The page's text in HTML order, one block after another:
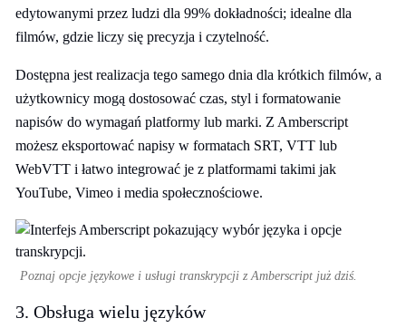
edytowanymi przez ludzi dla 99% dokładności; idealne dla
filmów, gdzie liczy się precyzja i czytelność.
Dostępna jest realizacja tego samego dnia dla krótkich filmów, a
użytkownicy mogą dostosować czas, styl i formatowanie
napisów do wymagań platformy lub marki. Z Amberscript
możesz eksportować napisy w formatach SRT, VTT lub
WebVTT i łatwo integrować je z platformami takimi jak
YouTube, Vimeo i media społecznościowe.
Poznaj opcje językowe i usługi transkrypcji z Amberscript już dziś.
3. Obsługa wielu języków